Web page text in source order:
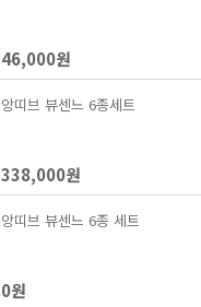
46,000원
앙띠브 뷰센느 6종세트
338,000원
앙띠브 뷰센느 6종 세트
0원